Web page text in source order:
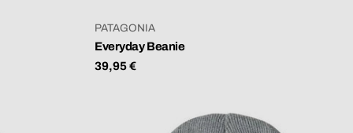
VERKÄUFER:
PATAGONIA
Everyday Beanie
Regulärer
39,95 €